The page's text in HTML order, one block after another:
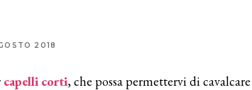
2018
capelli corti, che possa permettervi di cavalcare